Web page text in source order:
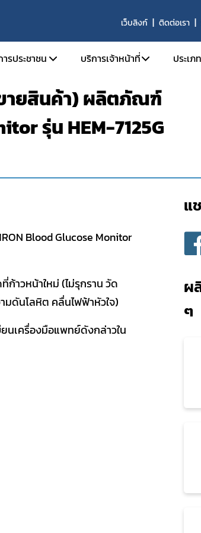
เว็บลิงก์ ติดต่อเรา
ที่ความรับผิดชอบ
รประชาชน
ตรวจสอบผลิตภัณฑ์
คำถามที่พบบ่อย (FAQs)
บริการเจ้าหน้าที่
SKYNET
รายงานการวิเคราะห์ข่าวประ
ประเภ
ายสินค้า) ผลิตภัณฑ์
รุ่น HEM-7125G
Blood Glucose Monitor
ก้าวหน้าใหม่ (ไม่รุกราน วัด
มดันโลหิต คลื่นไฟฟ้าหัวใจ)
นเครื่องมือแพทย์ดังกล่าวใน
แ
ผ
ๆ